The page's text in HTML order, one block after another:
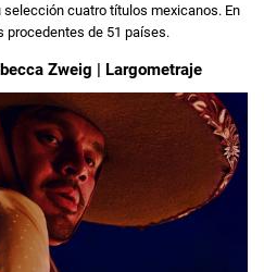
selección cuatro títulos mexicanos. En
procedentes de 51 países.
Zweig | Largometraje